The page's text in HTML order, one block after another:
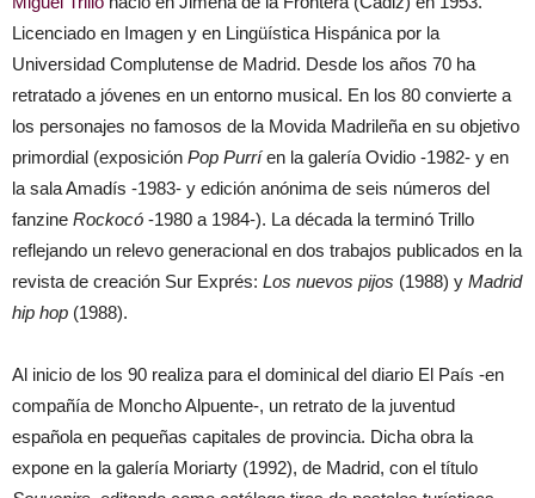
Licenciado en Imagen y en Lingüística Hispánica por la
Universidad Complutense de Madrid. Desde los años 70 ha
retratado a jóvenes en un entorno musical. En los 80 convierte a
los personajes no famosos de la Movida Madrileña en su objetivo
primordial (exposición Pop Purríen la galería Ovidio -1982- y en
la sala Amadís -1983- y edición anónima de seis números del
fanzine Rockocó -1980 a 1984-). La década la terminó Trillo
reflejando un relevo generacional en dos trabajos publicados en la
revista de creación Sur Exprés: Los nuevos pijos (1988) y Madrid
hip hop (1988).
Al inicio de los 90 realiza para el dominical del diario El País -en
compañía de Moncho Alpuente-, un retrato de la juventud
española en pequeñas capitales de provincia. Dicha obra la
expone en la galería Moriarty (1992), de Madrid, con el título